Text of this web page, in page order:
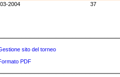
2004 37
sito del torneo
PDF